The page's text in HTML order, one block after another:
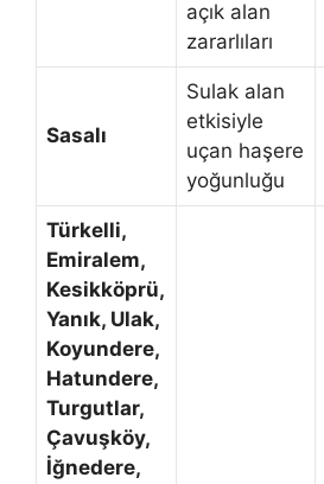
açık alan
zararlıları
Sasalı
Sulak alan
etkisiyle
uçan haşere
yoğunluğu
Türkelli,
Emiralem,
Kesikköprü,
Yanık, Ulak,
Koyundere,
Hatundere,
Turgutlar,
Çavuşköy,
İğnedere,